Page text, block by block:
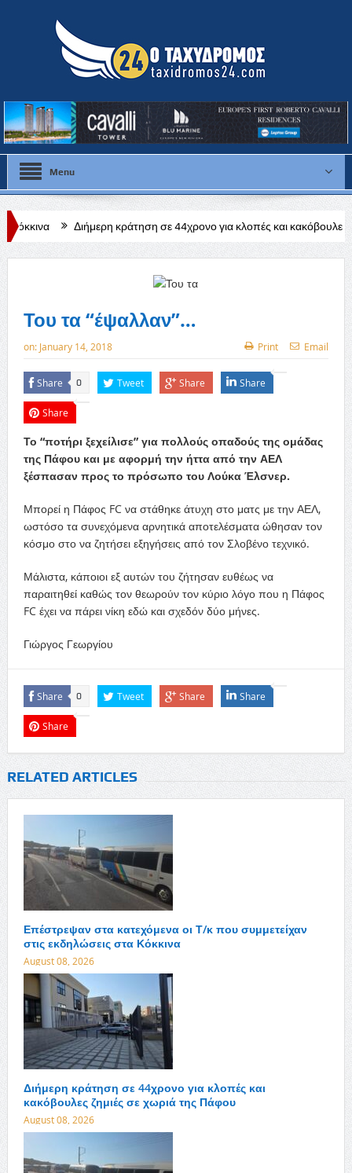
Menu
κράτηση σε 44χρονο για κλοπές και κακόβουλες ζημιές σε
Του τα “έψαλλαν”…
on: January 14, 2018 Print Email
Share 0 Tweet Share Share
Share
Το “ποτήρι ξεχείλισε” για πολλούς οπαδούς της ομάδας
της Πάφου και με αφορμή την ήττα από την ΑΕΛ
ξέσπασαν προς το πρόσωπο του Λούκα Έλσνερ.
Μπορεί η Πάφος FC να στάθηκε άτυχη στο ματς με την ΑΕΛ,
ωστόσο τα συνεχόμενα αρνητικά αποτελέσματα ώθησαν τον
κόσμο στο να ζητήσει εξηγήσεις από τον Σλοβένο τεχνικό.
Μάλιστα, κάποιοι εξ αυτών του ζήτησαν ευθέως να
παραιτηθεί καθώς τον θεωρούν τον κύριο λόγο που η Πάφος
FC έχει να πάρει νίκη εδώ και σχεδόν δύο μήνες.
Γιώργος Γεωργίου
Share 0 Tweet Share Share
Share
RELATED ARTICLES
Επέστρεψαν στα κατεχόμενα οι Τ/κ που συμμετείχαν
στις εκδηλώσεις στα Κόκκινα
August 08, 2026
Διήμερη κράτηση σε 44χρονο για κλοπές και
κακόβουλες ζημιές σε χωριά της Πάφου
August 08, 2026